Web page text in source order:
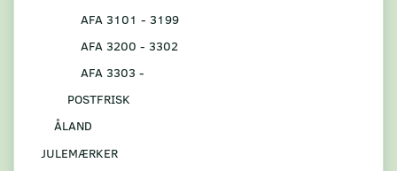
AFA 3101 - 3199
AFA 3200 - 3302
AFA 3303 -
POSTFRISK
ÅLAND
JULEMÆRKER